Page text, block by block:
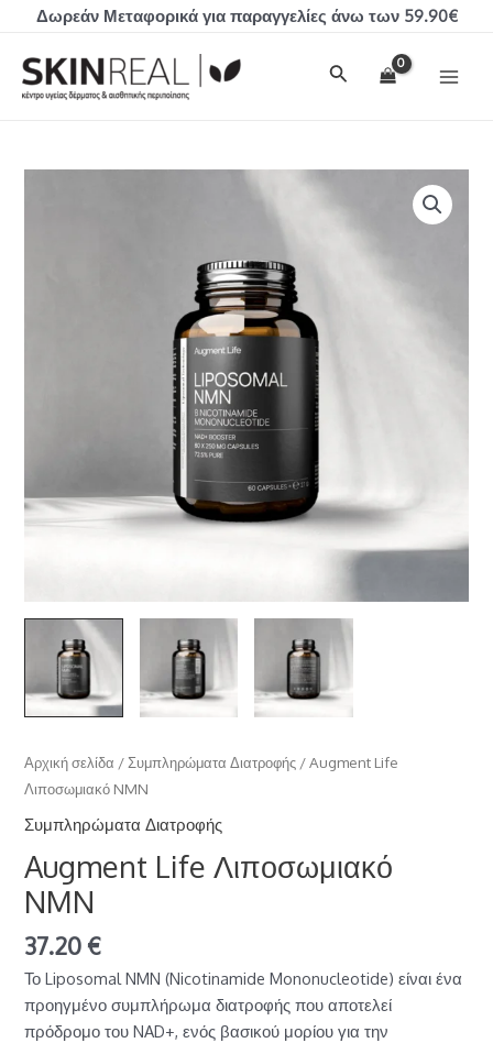
Μετάβαση
περιεχόμενο
Δωρεάν Μεταφορικά για παραγγελίες άνω των 59.90€
Αναζήτηση
Αρχική σελίδα /Συμπληρώματα Διατροφής / Augment Life
Λιποσωμιακό NMN
Συμπληρώματα Διατροφής
Augment Life Λιποσωμιακό
NMN
37.20€
Το Liposomal NMN (Nicotinamide Mononucleotide) είναι ένα
προηγμένο συμπλήρωμα διατροφής που αποτελεί
πρόδρομο του NAD+, ενός βασικού μορίου για την